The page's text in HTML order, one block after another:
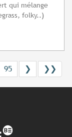
qui mélange
folky..)
95 ❯ ❯❯